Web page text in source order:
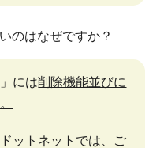
のはなぜですか？
には削除機能並びに
ットネットでは、ご